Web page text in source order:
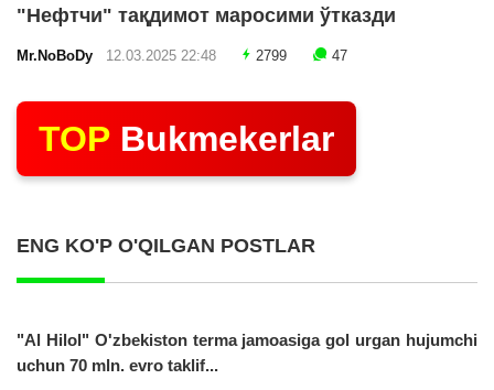
"Нефтчи" тақдимот маросими ўтказди
Mr.NoBoDy 12.03.2025 22:48 2799 47
TOP Bukmekerlar
ENG KO'P O'QILGAN POSTLAR
"Al Hilol" O'zbekiston terma jamoasiga gol urgan hujumchi
uchun 70 mln. evro taklif...